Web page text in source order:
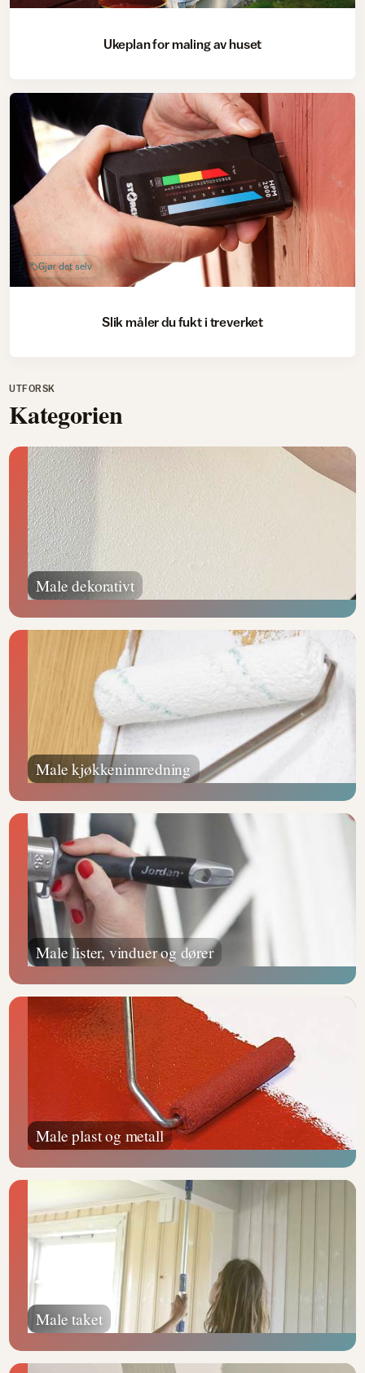
Ukeplan for maling av huset
Gjør det selv
Slik måler du fukt i treverket
UTFORSK
Kategorien
Male dekorativt
Male kjøkkeninnredning
Male lister, vinduer og dører
Male plast og metall
Male taket